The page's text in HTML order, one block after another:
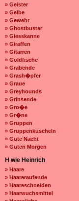
» Geister
» Gelbe
» Gewehr
» Ghostbuster
» Giesskanne
» Giraffen
» Gitarren
» Goldfische
» Grabende
» Grash�pfer
» Graue
» Greyhounds
» Grinsende
» Gro�e
» Gr�ne
» Gruppen
» Gruppenkuscheln
» Gute Nacht
» Guten Morgen
H wie Heinrich
» Haare
» Haareraufende
» Haareschneiden
» Haarwuchsmittel